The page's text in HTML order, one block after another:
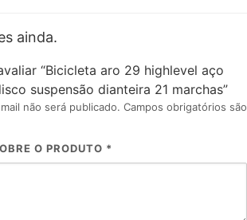
ainda.
“Bicicleta aro 29 highlevel aço
suspensão dianteira 21 marchas”
não será publicado. Campos obrigatórios são
O PRODUTO *